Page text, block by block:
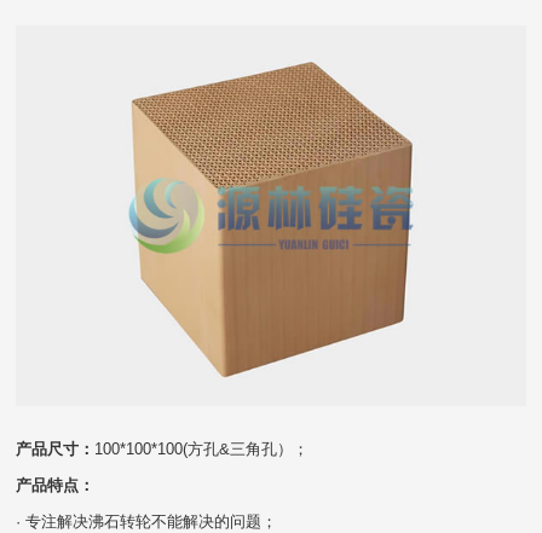
产品尺寸： 100*100*100(方孔&三角孔）；
产品特点：
· 专注解决沸石转轮不能解决的问题；